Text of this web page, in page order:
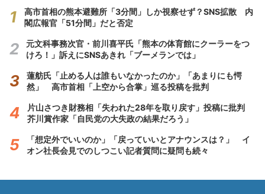
高市首相の熊本避難所「3分間」しか視察せず？SNS拡散 内
閣広報官「51分間」だと否定
元文科事務次官・前川喜平氏「熊本の体育館にクーラーをつ
けろ！」訴えにSNSあきれ「ブーメランでは」
蓮舫氏「止める人は誰もいなかったのか」「あまりにも愕
然」 高市首相「上空から合掌」巡る投稿を批判
片山さつき財務相「失われた28年を取り戻す」投稿に批判
芥川賞作家「自民党の大失政の結果だろう」
「想定外でいいのか」「戻っていいとアナウンスは？」 イ
オン社長会見でのしつこい記者質問に疑問も続々